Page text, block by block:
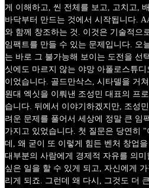
게 이해하고, 씬 전체를 보고, 고치고,
바닥부터 만드는 것에서 시작됩니다.
와 함께 창조하는 것. 이것은 기술적으
임팩트를 만들 수 있는 문제입니다. 오
는 바로 그 불가능해 보이는 도전을 선
싯에도 마르지 않는 야망 아폴로스튜
이었습니다. 골드만삭스, 시타델을 거
원대 엑싯을 이뤄낸 조성민 대표의 프
습니다. 뒤에서 이야기하겠지만, 조성
려운 문제를 풀어서 세상에 정말 큰 임
가지고 있었습니다. 첫 질문은 당연히 "
데, 왜 굳이 또 이렇게 힘든 벤처 창업
대부분의 사람에게 경제적 자유를 의
싶은 일을 할 수 있게 되고, 자신에게
리게 되죠. 그런데 왜 다시, 그것도 더